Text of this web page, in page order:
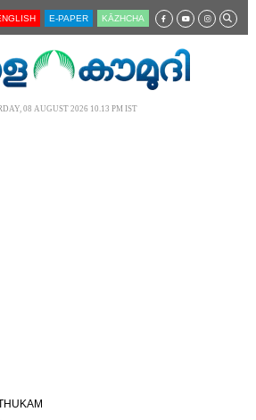
E-PAPER KĀZHCHA
08 AUGUST 2026 10.13 PM IST